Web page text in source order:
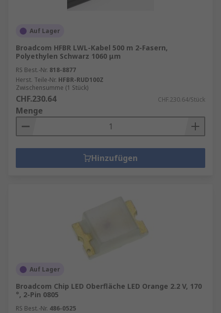
Auf Lager
Broadcom HFBR LWL-Kabel 500 m 2-Fasern,
Polyethylen Schwarz 1060 μm
RS Best.-Nr. 818-8877
Herst. Teile-Nr. HFBR-RUD100Z
Zwischensumme (1 Stück)
CHF.230.64 CHF.230.64/Stück
Menge
Hinzufügen
Auf Lager
Broadcom Chip LED Oberfläche LED Orange 2.2 V, 170
°, 2-Pin 0805
RS Best.-Nr. 486-0525